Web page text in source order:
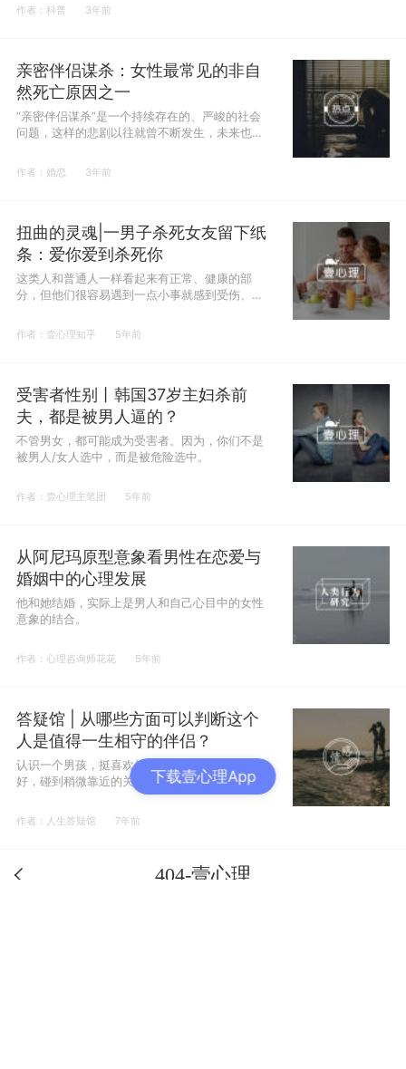
作者：科普 3年前
亲密伴侣谋杀：女性最常见的非自
然死亡原因之一
“亲密伴侣谋杀”是一个持续存在的、严峻的社会
问题，这样的悲剧以往就曾不断发生，未来也不
作者：婚恋 3年前
扭曲的灵魂|一男子杀死女友留下纸
条：爱你爱到杀死你
这类人和普通人一样看起来有正常、健康的部
分，但他们很容易遇到一点小事就感到受伤、无
破坏性行为。
作者：壹心理知乎 5年前
受害者性别丨韩国37岁主妇杀前
夫，都是被男人逼的？
不管男女，都可能成为受害者。因为，你们不是
被男人/女人选中，而是被危险选中。
作者：壹心理主笔团 5年前
从阿尼玛原型意象看男性在恋爱与
婚姻中的心理发展
他和她结婚，实际上是男人和自己心目中的女性
意象的结合。
作者：心理咨询师花花 5年前
答疑馆 | 从哪些方面可以判断这个
人是值得一生相守的伴侣？
认识一个男孩，挺喜欢他的，可我觉得自己不够
好，碰到稍微靠近的关系我都会不知所措，甚至
逃避。虽然我想进一步了解，但是又害怕对方看
到自己目前真实的一面，也害怕自己看错了人。
作者：人生答疑馆 7年前
404-壹心理
下载壹心理App